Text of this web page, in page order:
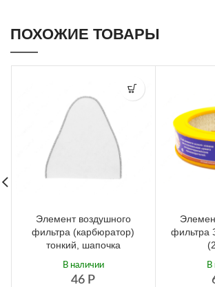
ПОХОЖИЕ ТОВАРЫ
Элемент воздушного
фильтра (карбюратор)
тонкий, шапочка
46 Р
В наличии
фильтра
В